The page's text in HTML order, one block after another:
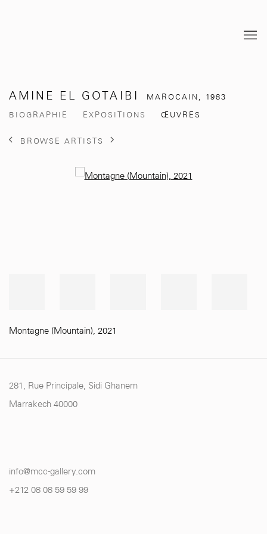
AMINE EL GOTAIBI MAROCAIN, 1983
BIOGRAPHIE
EXPOSITIONS ŒUVRES
BROWSE ARTISTS
Montagne (Mountain), 2021
281, Rue Principale, Sidi Ghanem
Marrakech 40000
info@mcc-gallery.com
+212 08 08 59 59 99